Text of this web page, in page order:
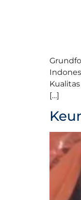
[…]